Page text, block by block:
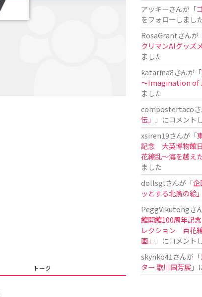
トーク
アッキーさんが「
をフォローしまし
RosaGrantさんが
クリマンAIグッズ
ました
katarina8さんが「
〜Imagination of
ました
compostertaco
伝」
」にコメント
xsiren19さんが「
記念 大英博物館
花繚乱～海を越え
ました
dollsglさんが「
ッとする北斎の絵」
PeggVikutongさ
館開館100周年記
レクション 百花
画」
」にコメント
skynko41 さんが「
ター 歌川国芳展 」